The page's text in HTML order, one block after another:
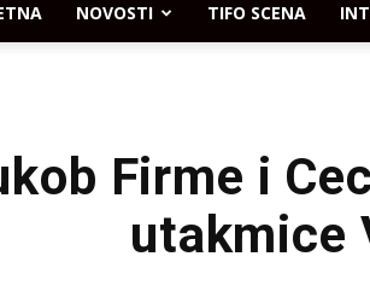
NOVOSTI TIFO SCENA
Firme i
utakmice